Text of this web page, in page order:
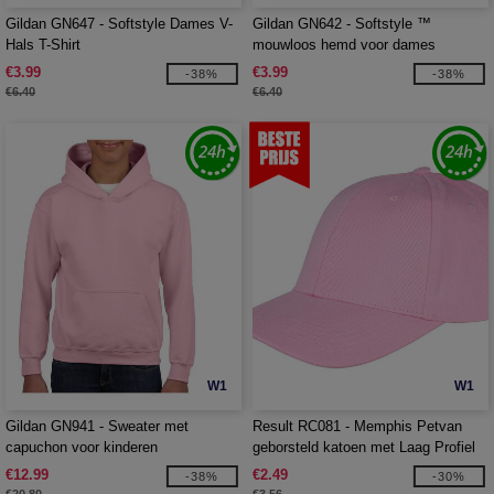
Gildan GN647 - Softstyle Dames V-
Hals T-Shirt
€3.99
€6.40
-38%
Gildan GN642 - Softstyle ™
mouwloos hemd voor dames
€3.99
€6.40
-38%
W1
Gildan GN941 - Sweater met
capuchon voor kinderen
€12.99
-38%
W1
Result RC081 - Memphis Petvan
geborsteld katoen met Laag Profiel
€2.49
-30%